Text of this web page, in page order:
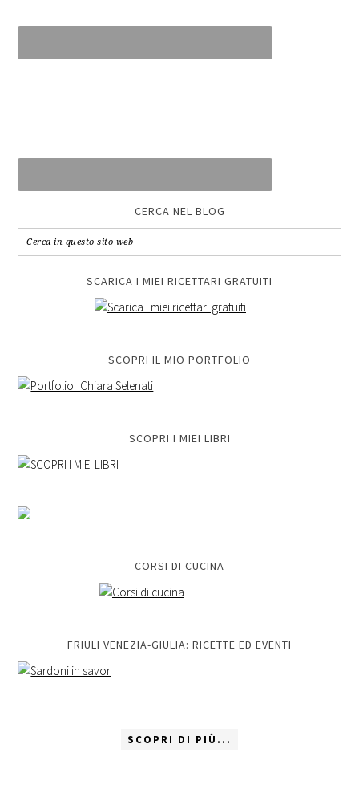
CERCA NEL BLOG
SCARICA I MIEI RICETTARI GRATUITI
SCOPRI IL MIO PORTFOLIO
SCOPRI I MIEI LIBRI
CORSI DI CUCINA
FRIULI VENEZIA-GIULIA: RICETTE ED EVENTI
SCOPRI DI PIÙ...